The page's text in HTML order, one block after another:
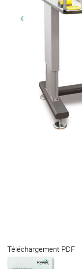
Téléchargement PDF